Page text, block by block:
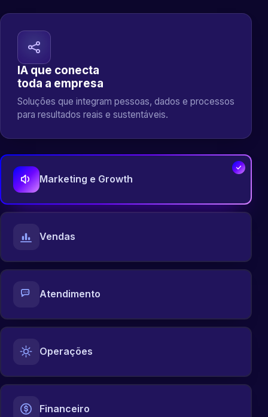
IA que conecta
toda a empresa
Soluções que integram pessoas, dados e processos
para resultados reais e sustentáveis.
Marketing e Growth
Vendas
Atendimento
Operações
Financeiro